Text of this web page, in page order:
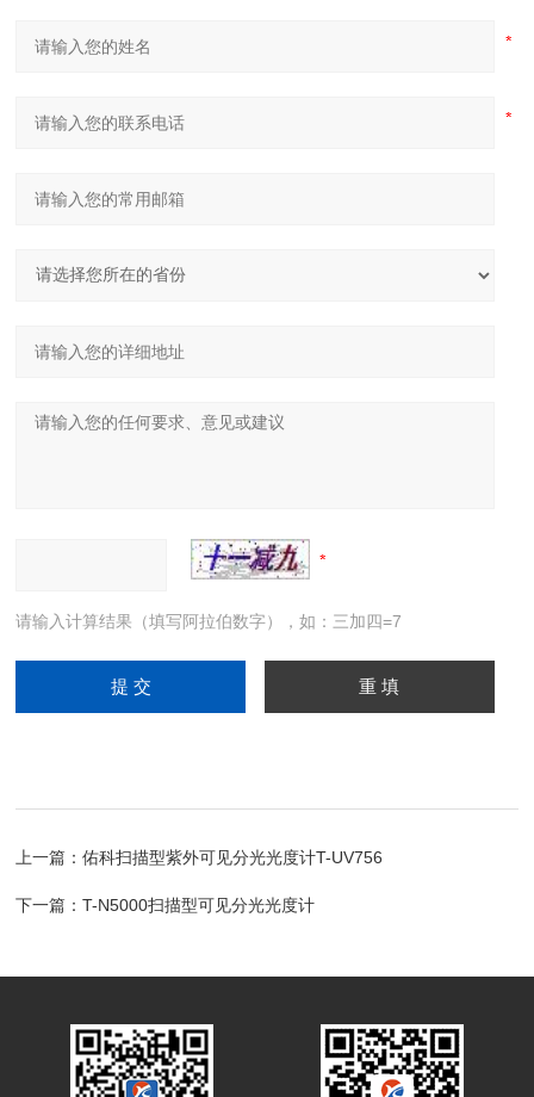
请输入计算结果（填写阿拉伯数字），如：三加四=7
上一篇：佑科扫描型紫外可见分光光度计T-UV756
下一篇：T-N5000扫描型可见分光光度计